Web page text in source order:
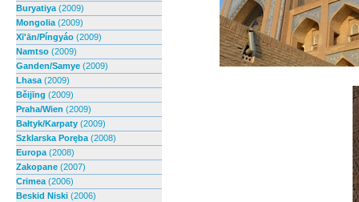
Buryatiya (2009)
Mongolia (2009)
Xī'ān/Píngyáo (2009)
Namtso (2009)
Ganden/Samye (2009)
Lhasa (2009)
Běijīng (2009)
Praha/Wien (2009)
Bałtyk/Karpaty (2009)
Szklarska Poręba (2008)
Europa (2008)
Zakopane (2007)
Crimea (2006)
Beskid Niski (2006)